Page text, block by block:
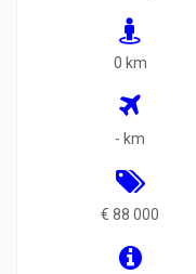
0 km
- km
€ 88 000